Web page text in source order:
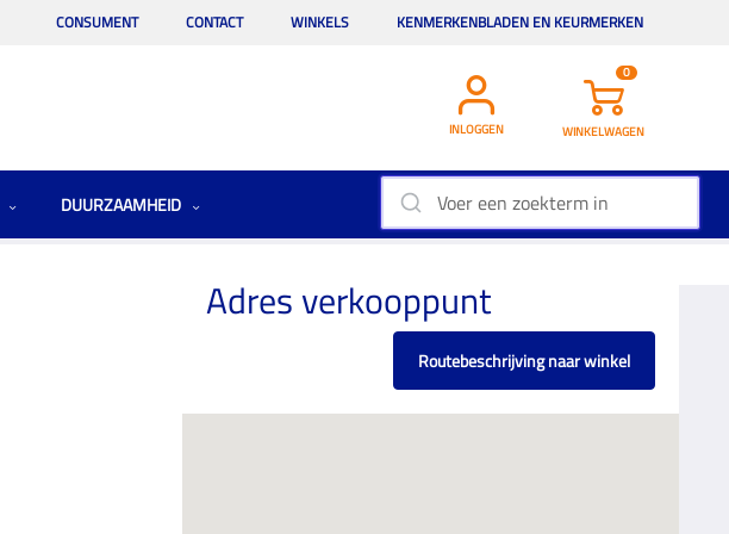
CONSUMENT CONTACT WINKELS KENMERKENBLADEN EN KEURMERKEN
INLOGGEN
0
WINKELWAGEN
DUURZAAMHEID
Adres verkooppunt
Routebeschrijving naar winkel